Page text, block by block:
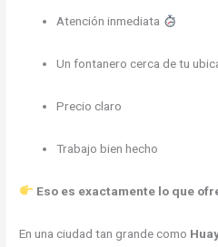
Atención inmediata
Un fontanero cerca de tu
Precio claro
Trabajo bien hecho
Eso es exactamente lo que
En una ciudad tan grande como